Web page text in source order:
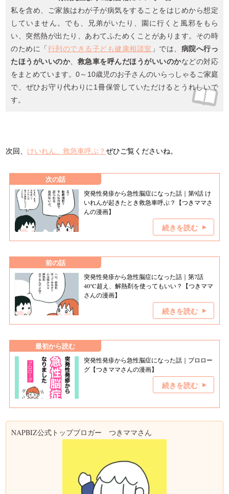
私を含め、ご家族はわが子が病気をすることをはじめから想定
していません。でも、兄弟がいたり、園に行くと風邪をもら
い、突然熱が出たり、あわてふためくことがあります。その時
のために「行列のできる子ども健康相談室 」では、 病院へ行っ
たほうがいいのか、 救急車を呼んだほうがいいのかなどの対応
をまとめています。0～10歳児のお子さんのいらっしゃるご家庭
で、ぜひお守り代わりに1冊保管していただけるとうれしいで
す。
次回、 けいれん、救急車呼ぶ？ぜひご覧くださいね。
次の話
突発性発疹から急性脳症になった話｜第9話 け
いれんが起きたとき救急車呼ぶ？【つきママさ
んの漫画】
続きを読む
前の話
突発性発疹から急性脳症になった話｜第7話
40℃超え、解熱剤を使ってもいい？【つきママ
さんの漫画】
続きを読む
最初から読む
突発性発疹から急性脳症になった話｜プロロー
グ【つきママさんの漫画】
続きを読む
NAPBIZ公式トップブロガー つきママさん